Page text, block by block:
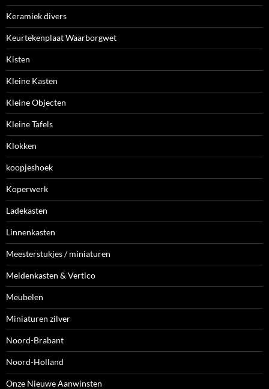
Keramiek divers
Keurtekenplaat Waarborgwet
Kisten
Kleine Kasten
Kleine Objecten
Kleine Tafels
Klokken
koopjeshoek
Koperwerk
Ladekasten
Linnenkasten
Meesterstukjes / miniaturen
Meidenkasten & Vertico
Meubelen
Miniaturen zilver
Noord-Brabant
Noord-Holland
Onze Nieuwe Aanwinsten